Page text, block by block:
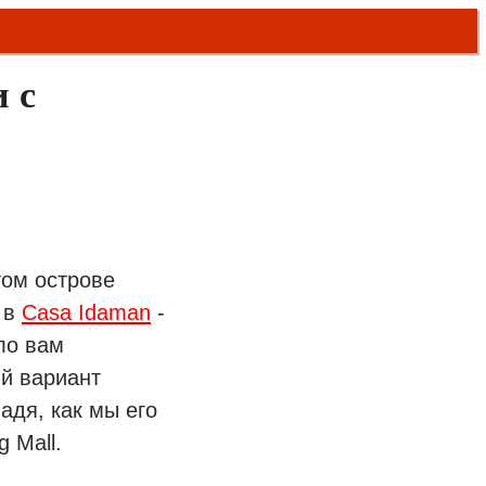
с
острове
Casa Idaman -
вам
вариант
как мы его
Mall.